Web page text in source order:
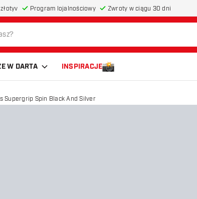
Program lojalnościowy Zwroty w ciągu 30 dni
W DARTA INSPIRACJE
Supergrip Spin Black And Silver